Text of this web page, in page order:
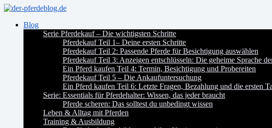
Blog
Serie Pferdekauf – Die wichtigsten Schritte
Pferdekauf Teil 1– Deine ersten Schritte
Pferdekauf Teil 2: Passende Pferde für Besichtigung auswählen
Pferdekauf Teil 3: Anzeigen entschlüsseln: Die geheime Sprache
Ein Pferd kaufen Teil 4: Termin, Besichtigung und Probereiten
Pferdekauf Teil 5 – Die Ankaufuntersuchung
Ein Pferd kaufen Teil 6: Letzte Fragen, Bezahlung und die ersten
Serie: Essentials für Pferdehalter: Wissen, das jeder braucht
Pferde scheren: Das solltest du unbedingt wissen
Leben & Alltag mit Pferden
Training & Ausbildung